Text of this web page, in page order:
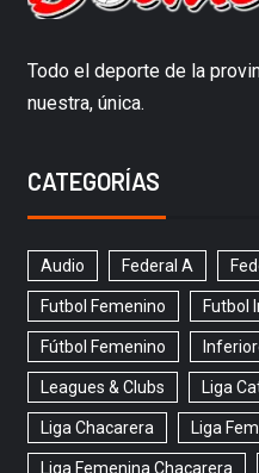
Todo el deporte de la
nuestra, única.
CATEGORÍAS
Audio Federal A
Futbol Femenino Futbol
Fútbol Femenino
Leagues & Clubs Liga
Liga Chacarera Liga
Liga Femenina Chacarera